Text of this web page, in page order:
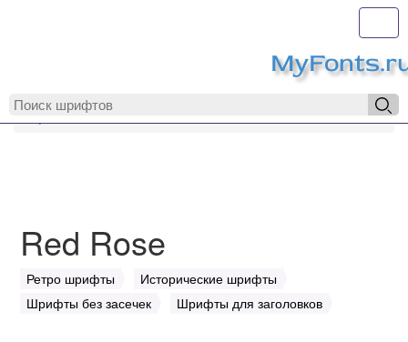
MyFonts.ru
Red Rose
Ретро шрифты
Исторические шрифты
Шрифты без засечек
Шрифты для заголовков